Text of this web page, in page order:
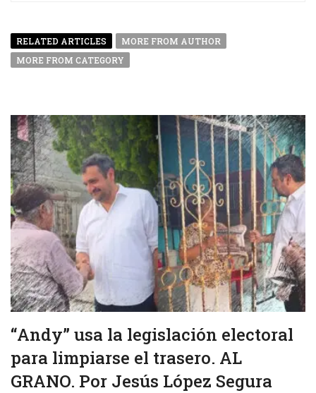
RELATED ARTICLES
MORE FROM AUTHOR
MORE FROM CATEGORY
“Andy” usa la legislación electoral
para limpiarse el trasero. AL
GRANO. Por Jesús López Segura